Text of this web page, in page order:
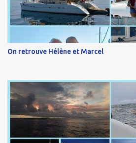
On retrouve Hélène et Marcel